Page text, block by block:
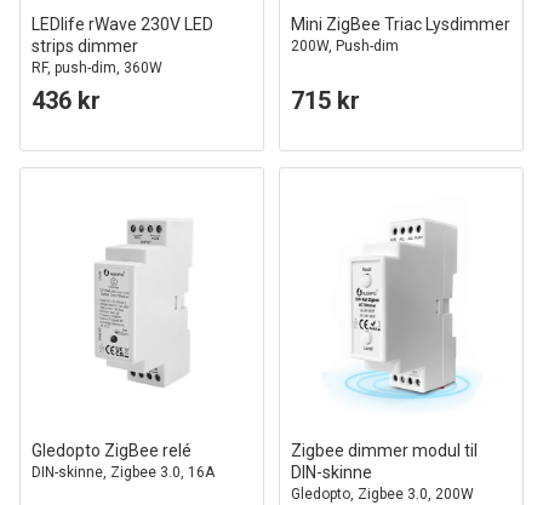
LEDlife rWave 230V LED
strips dimmer
RF, push-dim, 360W
436 kr
Mini ZigBee Triac Lysdimmer
200W, Push-dim
715 kr
Gledopto ZigBee relé
DIN-skinne, Zigbee 3.0, 16A
Zigbee dimmer modul til
DIN-skinne
Gledopto, Zigbee 3.0, 200W